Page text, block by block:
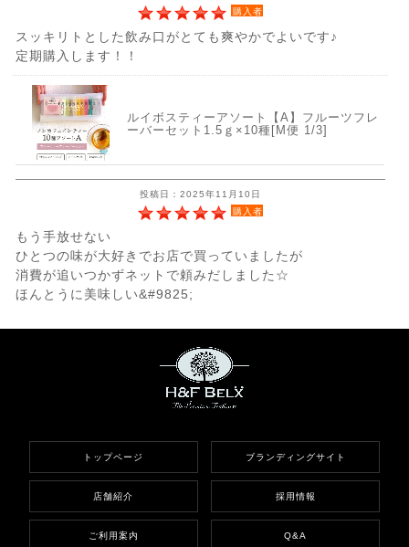
購入者
スッキリトとした飲み口がとても爽やかでよいです♪
定期購入します！！
ルイボスティーアソート【A】フルーツフレ
ーバーセット1.5ｇ×10種[M便 1/3]
投稿日：2025年11月10日
購入者
もう手放せない
ひとつの味が大好きでお店で買っていましたが
消費が追いつかずネットで頼みだしました☆
ほんとうに美味しい&#9825;
トップページ ブランディングサイト
店舗紹介 採用情報
ご利用案内 Q&A